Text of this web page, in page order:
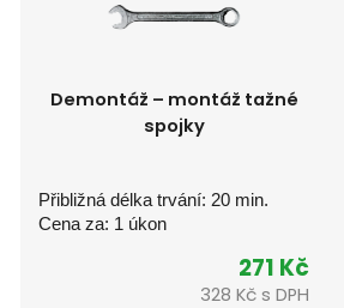
Demontáž – montáž tažné
spojky
Přibližná délka trvání: 20 min.
Cena za: 1 úkon
271 Kč
328 Kč s DPH